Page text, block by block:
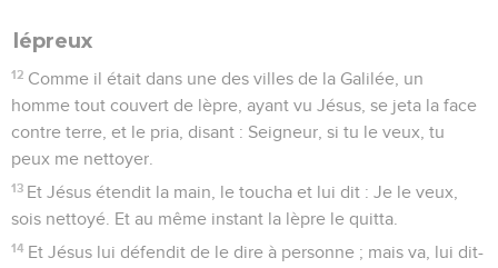
lépreux
12 Comme il était dans une des villes de la Galilée, un
homme tout couvert de lèpre, ayant vu Jésus, se jeta la face
contre terre, et le pria, disant : Seigneur, si tu le veux, tu
peux me nettoyer.
13 Et Jésus étendit la main, le toucha et lui dit : Je le veux,
sois nettoyé. Et au même instant la lèpre le quitta.
14 Et Jésus lui défendit de le dire à personne ; mais va, lui dit-